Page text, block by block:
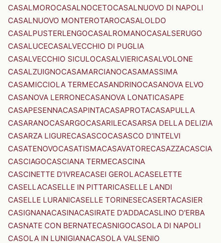
CASALMOROCASALNOCETOCASALNUOVO DI NAPOLI
CASALNUOVO MONTEROTAROCASALOLDO
CASALPUSTERLENGOCASALROMANOCASALSERUGO
CASALUCECASALVECCHIO DI PUGLIA
CASALVECCHIO SICULOCASALVIERICASALVOLONE
CASALZUIGNOCASAMARCIANOCASAMASSIMA
CASAMICCIOLA TERMECASANDRINOCASANOVA ELVO
CASANOVA LERRONECASANOVA LONATICASAPE
CASAPESENNACASAPINTACASAPROTACASAPULLA
CASARANOCASARGOCASARILECASARSA DELLA DELIZIA
CASARZA LIGURECASASCOCASASCO D'INTELVI
CASATENOVOCASATISMACASAVATORECASAZZACASCIA
CASCIAGOCASCIANA TERMECASCINA
CASCINETTE D'IVREACASEI GEROLACASELETTE
CASELLACASELLE IN PITTARICASELLE LANDI
CASELLE LURANICASELLE TORINESECASERTACASIER
CASIGNANACASINACASIRATE D'ADDACASLINO D'ERBA
CASNATE CON BERNATECASNIGOCASOLA DI NAPOLI
CASOLA IN LUNIGIANACASOLA VALSENIO